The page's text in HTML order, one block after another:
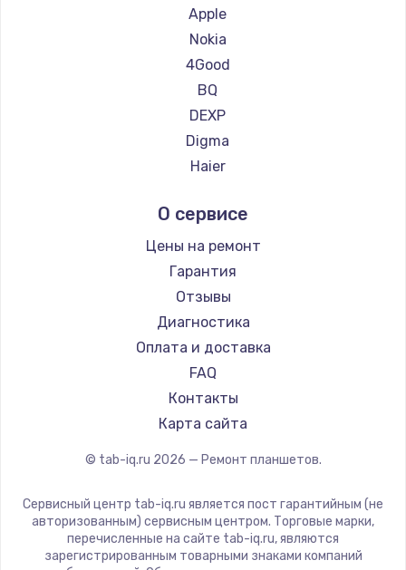
Ремонт планшетов Google
Ремонт планшетов Navitel
Ремонт планшетов Teclast
Ремонт планшетов CHUWI
Apple
Nokia
4Good
BQ
DEXP
Digma
Haier
Prestigio
Microsoft
BlackView
Amazon
Aquarius
Philips
Dell
HP
Getac
Teclast
CHUWI
О сервисе
Цены на ремонт
Гарантия
Отзывы
Диагностика
Оплата и доставка
FAQ
Контакты
Карта сайта
© tab-iq.ru 2026 — Ремонт планшетов.
Сервисный центр tab-iq.ru является пост гарантийным (не
авторизованным) сервисным центром. Торговые марки,
перечисленные на сайте tab-iq.ru, являются
зарегистрированным товарными знаками компаний